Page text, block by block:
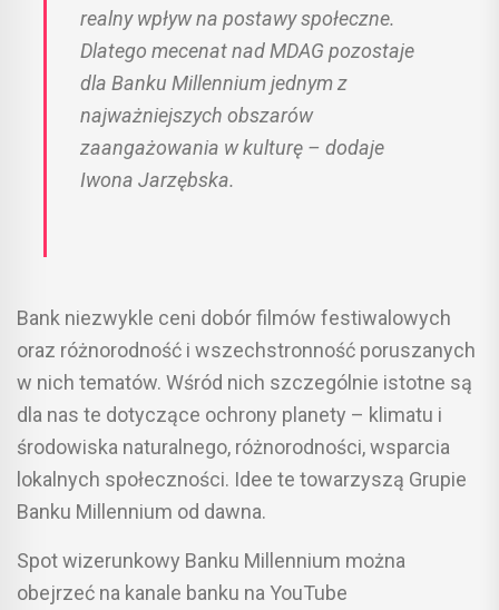
realny wpływ na postawy społeczne.
Dlatego mecenat nad MDAG pozostaje
dla Banku Millennium jednym z
najważniejszych obszarów
zaangażowania w kulturę – dodaje
Iwona Jarzębska.
Bank niezwykle ceni dobór filmów festiwalowych
oraz różnorodność i wszechstronność poruszanych
w nich tematów. Wśród nich szczególnie istotne są
dla nas te dotyczące ochrony planety – klimatu i
środowiska naturalnego, różnorodności, wsparcia
lokalnych społeczności. Idee te towarzyszą Grupie
Banku Millennium od dawna.
Spot wizerunkowy Banku Millennium można
obejrzeć na kanale banku na YouTube